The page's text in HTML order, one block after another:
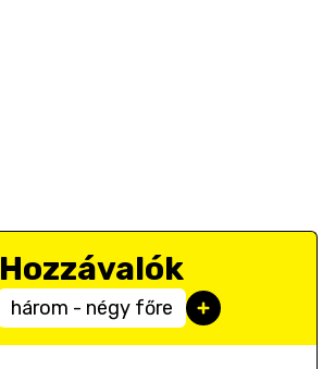
Hozzávalók
három - négy főre